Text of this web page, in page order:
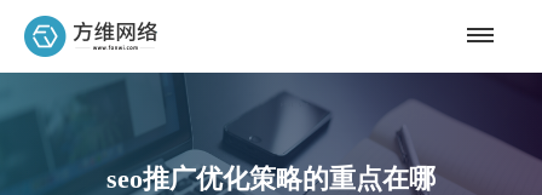
seo推广优化策略的重点在哪